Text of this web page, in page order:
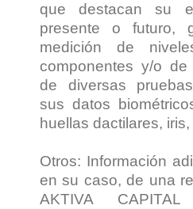
que destacan su
presente o futuro,
medición de
componentes y/o
de diversas
sus datos
huellas dactilares,
Otros: Información
en su caso, de una
AKTIVA